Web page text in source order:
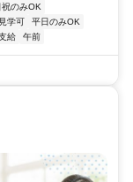
祝のみOK
学可
平日のみOK
給 午前